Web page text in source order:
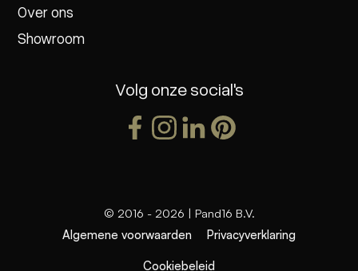
Over ons
Showroom
Volg onze social's
© 2016 - 2026 | Pand16 B.V.
Algemene voorwaarden
Privacyverklaring
Cookiebeleid